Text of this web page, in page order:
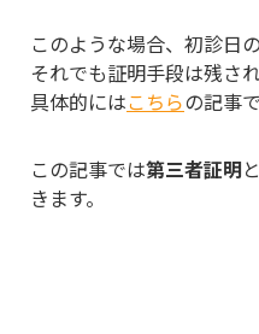
このような場合、初診日
それでも証明手段は残され
具体的にはこちらの記事
この記事では第三者証明
きます。